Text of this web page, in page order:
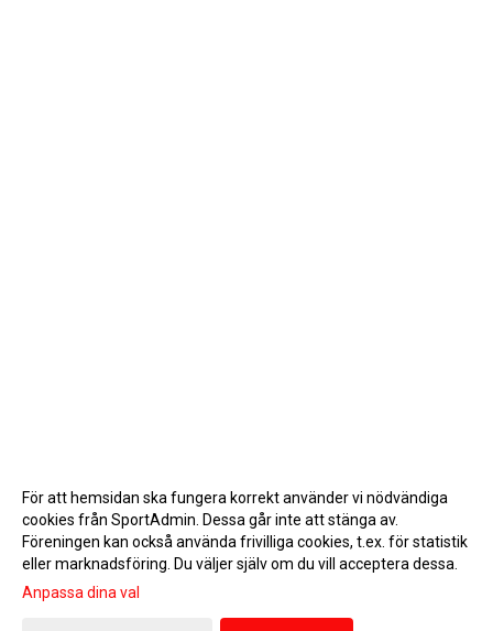
Gå till Webbversion
För att hemsidan ska fungera korrekt använder vi nödvändiga
cookies från SportAdmin. Dessa går inte att stänga av.
Föreningen kan också använda frivilliga cookies, t.ex. för statistik
eller marknadsföring. Du väljer själv om du vill acceptera dessa.
Anpassa dina val